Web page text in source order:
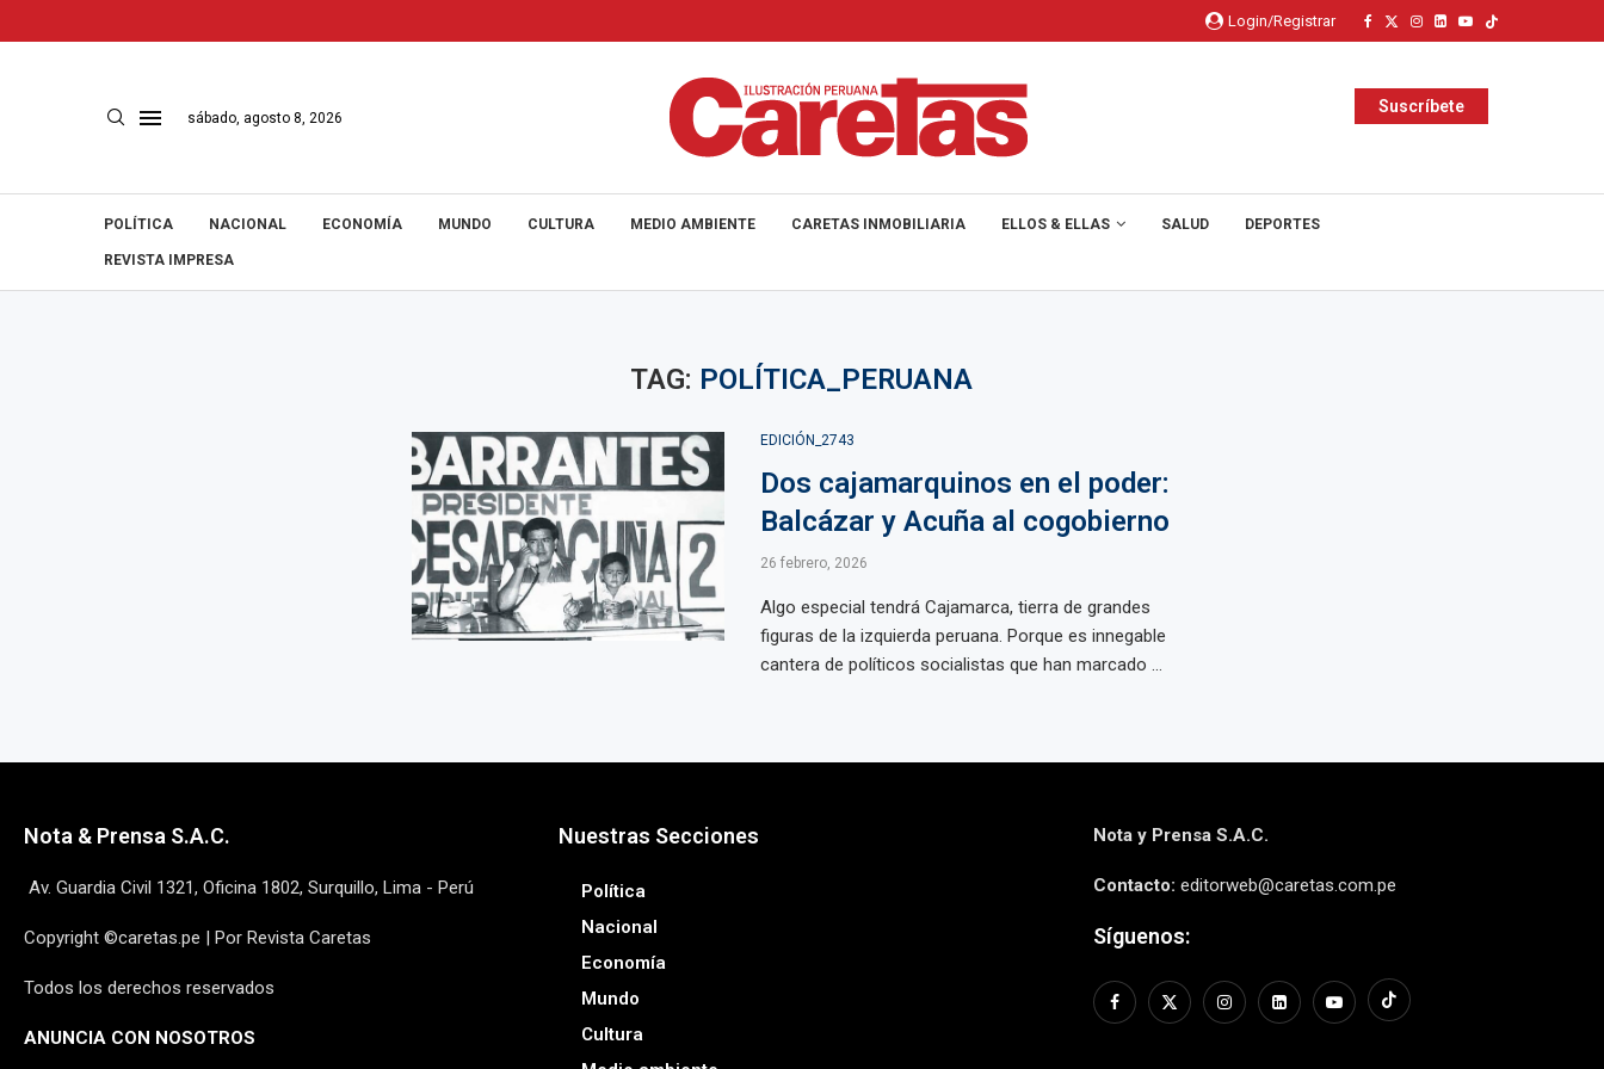
Login/Registrar
sábado, agosto 8, 2026
Suscríbete
POLÍTICA NACIONAL ECONOMÍA MUNDO CULTURA MEDIO AMBIENTE CARETAS INMOBILIARIA ELLOS & ELLAS SALUD DEPORTES
REVISTA IMPRESA
TAG: POLÍTICA_PERUANA
EDICIÓN_2743
Dos cajamarquinos en el poder:
Balcázar y Acuña al cogobierno
26 febrero, 2026
Algo especial tendrá Cajamarca, tierra de grandes
figuras de la izquierda peruana. Porque es innegable
cantera de políticos socialistas que han marcado ...
Nota & Prensa S.A.C.
Av. Guardia Civil 1321, Oficina 1802, Surquillo, Lima - Perú
Copyright ©caretas.pe | Por Revista Caretas
Todos los derechos reservados
ANUNCIA CON NOSOTROS
Nuestras Secciones
Política
Nacional
Economía
Mundo
Cultura
Nota y Prensa S.A.C.
Contacto: editorweb@caretas.com.pe
Síguenos: